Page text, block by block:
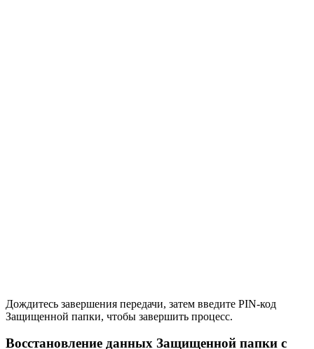
Дождитесь завершения передачи, затем введите PIN-код
Защищенной папки, чтобы завершить процесс.
Восстановление данных Защищенной папки с